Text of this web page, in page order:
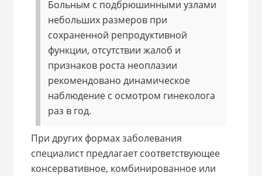
Больным с подбрюшинными узлами
небольших размеров при
сохраненной репродуктивной
функции, отсутствии жалоб и
признаков роста неоплазии
рекомендовано динамическое
наблюдение с осмотром гинеколога
раз в год.
При других формах заболевания
специалист предлагает соответствующее
консервативное, комбинированное или